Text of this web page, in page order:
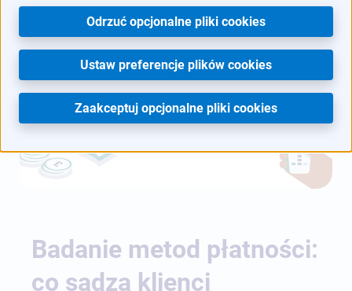
Badanie metod płatności:
co sądzą klienci
Zaakceptuj opcjonalne pliki cookies
Ustaw preferencje plików cookies
Odrzuć opcjonalne pliki cookies